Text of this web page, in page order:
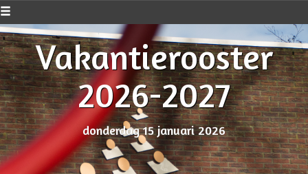
Vakantierooster
2026-2027
donderdag 15 januari 2026